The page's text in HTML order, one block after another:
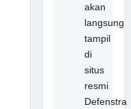
akan
langsung
tampil
di
situs
resmi
Defenstra